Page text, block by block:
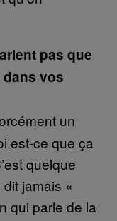
pas que
vos
un
est-ce que ça
quelque
jamais «
qui parle de la